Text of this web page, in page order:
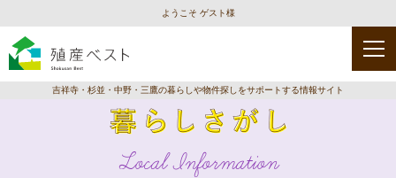
ようこそ ゲスト様
吉祥寺・杉並・中野・三鷹の暮らしや物件探しをサポートする情報サイト
Local Information